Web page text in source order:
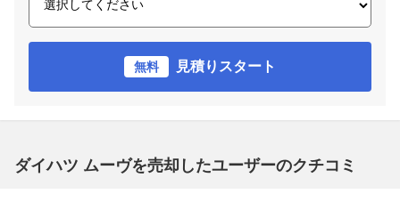
無料 見積りスタート
ダイハツ ムーヴを売却したユーザーのクチコミ